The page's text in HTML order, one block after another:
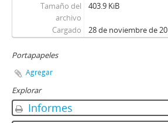
Tamaño del
archivo
403.9 KiB
Cargado 28 de noviembre de
Portapapeles
Agregar
Explorar
Informes